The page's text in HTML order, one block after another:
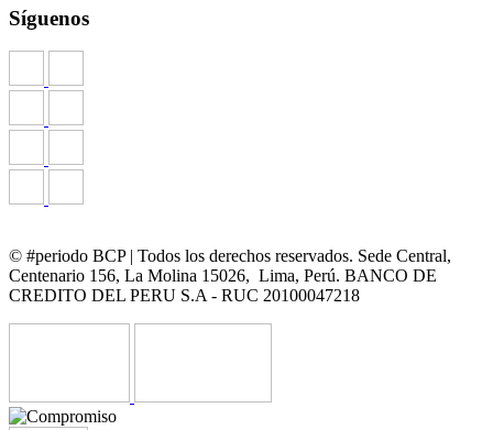
Síguenos
© #periodo BCP | Todos los derechos reservados. Sede Central,
Centenario 156, La Molina 15026, Lima, Perú. BANCO DE
CREDITO DEL PERU S.A - RUC 20100047218